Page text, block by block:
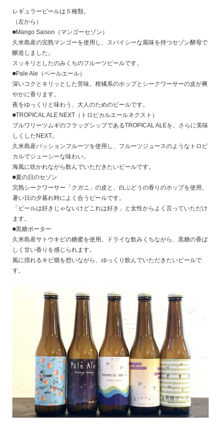
レギュラービールは５種類。
（左から）
■Mango Saison（マンゴーセゾン）
久米島産の完熟マンゴーを使用し、スパイシーな風味を持つセゾン酵母で
醸造しました。
スッキリとしたのみくちのフルーツビールです。
■Pale Ale（ペールエール）
深いコクとキリッとした苦味。柑橘系のホップとシークワーサーの皮が爽
やかに香ります。
夜をゆっくりと味わう、大人のためのビールです。
■TROPICAL ALE NEXT（トロピカルエールネクスト）
ブルワリーツムギのフラッグシップであるTROPICAL ALEを、さらに美味
しくしたNEXT。
久米島産パッションフルーツを使用し、フルーツジュースのようなトロピ
カルでジューシーな味わい。
海風に吹かれながら飲んでいただきたいビールです。
■夏の日のセゾン
完熟シークワーサー「クガニ」の皮と、白ぶどうの香りのホップを使用。
暑い日の夕暮れ時によく合うビールです。
「ビールは好きじゃないけどこれは好き」と女性からよく言っていただけ
ます。
■黒糖ポーター
久米島産サトウキビの糖蜜を使用。ドライな飲みくちながら、黒糖の香ば
しく甘い香りを感じられます。
風に揺れるキビ畑を想いながら、ゆっくり飲んでいただきたいビールで
す。